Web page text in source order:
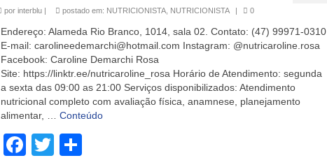
por interblu| postado em: NUTRICIONISTA, NUTRICIONISTA | 0
Endereço: Alameda Rio Branco, 1014, sala 02. Contato: (47) 99971-0310
E-mail: carolineedemarchi@hotmail.com Instagram: @nutricaroline.rosa
Facebook: Caroline Demarchi Rosa
Site: https://linktr.ee/nutricaroline_rosa Horário de Atendimento: segunda
a sexta das 09:00 as 21:00 Serviços disponibilizados: Atendimento
nutricional completo com avaliação física, anamnese, planejamento
alimentar, … Conteúdo
Facebook
Twitter